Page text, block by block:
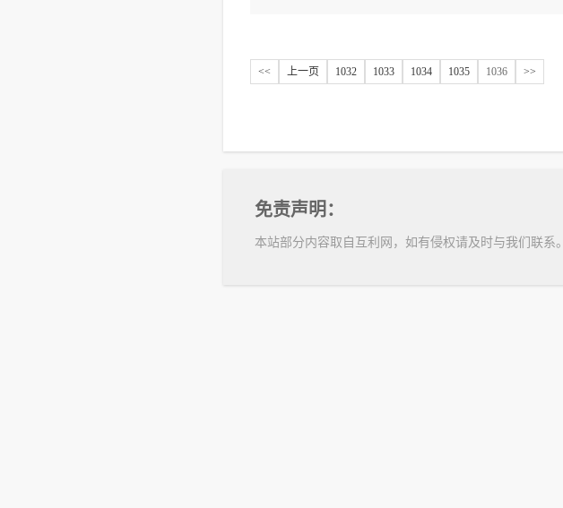
<< 上一页 1032 1033 1034 1035 1036 >>
免责声明：
本站部分内容取自互利网，如有侵权请及时与我们联系。